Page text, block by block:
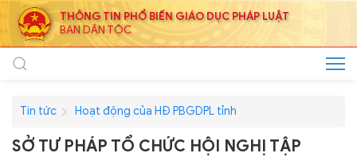
THÔNG TIN PHỔ BIẾN GIÁO DỤC PHÁP LUẬT
BAN DÂN TỘC
Tin tức Hoạt động của HĐ PBGDPL tỉnh
SỞ TƯ PHÁP TỔ CHỨC HỘI NGHỊ TẬP